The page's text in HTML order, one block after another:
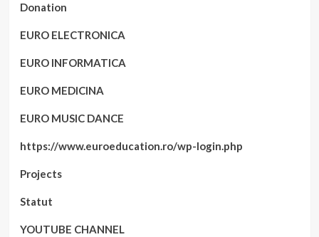
Donation
EURO ELECTRONICA
EURO INFORMATICA
EURO MEDICINA
EURO MUSIC DANCE
https://www.euroeducation.ro/wp-login.php
Projects
Statut
YOUTUBE CHANNEL